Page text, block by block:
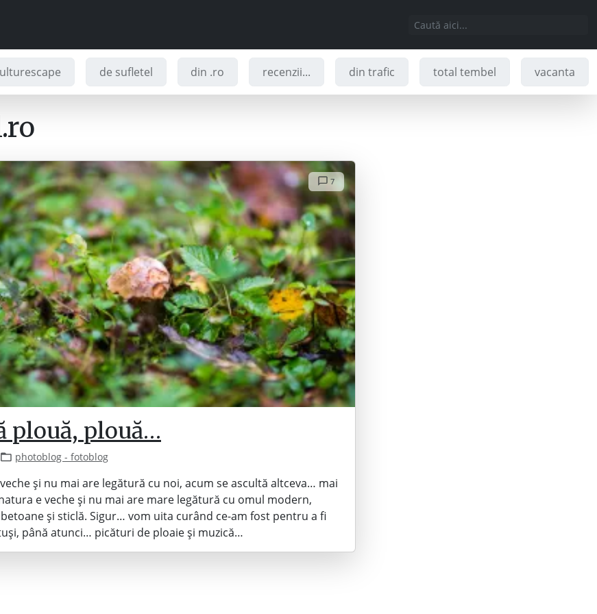
de sufletel din .ro recenzii... din trafic total tembel vacanta
7
plouă, plouă…
photoblog - fotoblog
și nu mai are legătură cu noi, acum se ascultă altceva… mai
e veche și nu mai are mare legătură cu omul modern,
și sticlă. Sigur… vom uita curând ce-am fost pentru a fi
până atunci… picături de ploaie și muzică…